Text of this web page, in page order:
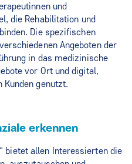
und
die Rehabilitation und
Die spezifischen
Angeboten der
in das medizinische
vor Ort und digital,
genutzt.
erkennen
bietet allen Interessierten die